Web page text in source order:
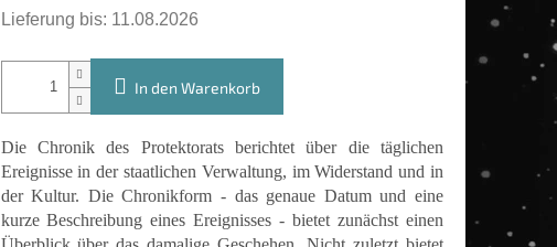
Lieferung bis: 11.08.2026
In den Warenkorb
Die Chronik des Protektorats berichtet über die täglichen
Ereignisse in der staatlichen Verwaltung, im Widerstand und in
der Kultur. Die Chronikform - das genaue Datum und eine
kurze Beschreibung eines Ereignisses - bietet zunächst einen